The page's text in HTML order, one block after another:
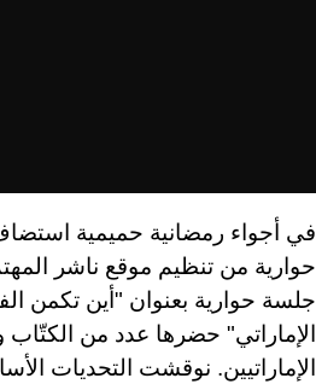
في أجواء رمضانية حميمية
حوارية من تنظيم موقع ناشر
جلسة حوارية بعنوان "أين تكمن
الإماراتي" حضرها عدد من الكتّاب
الإماراتيين. نوقشت التحديات